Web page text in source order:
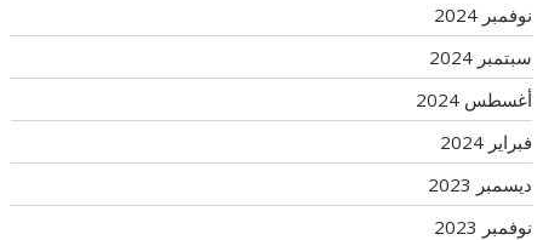
نوفمبر 2024
سبتمبر 2024
أغسطس 2024
فبراير 2024
ديسمبر 2023
نوفمبر 2023